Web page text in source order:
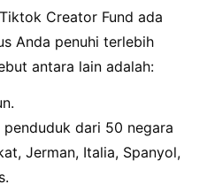
Creator Fund ada
Anda penuhi terlebih
antara lain adalah:
dari 50 negara
Jerman, Italia, Spanyol,